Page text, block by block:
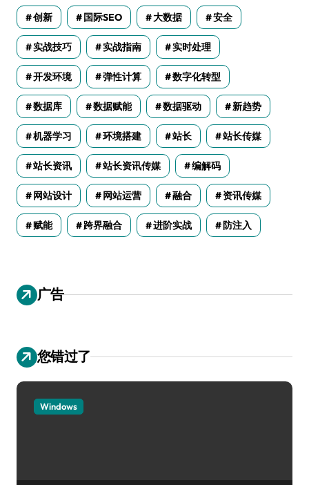
创新 国际SEO 大数据 安全
实战技巧 实战指南 实时处理
开发环境 弹性计算 数字化转型
数据库 数据赋能 数据驱动 新趋势
机器学习 环境搭建 站长 站长传媒
站长资讯 站长资讯传媒 编解码
网站设计 网站运营 融合 资讯传媒
赋能 跨界融合 进阶实战 防注入
广告
您错过了
Windows